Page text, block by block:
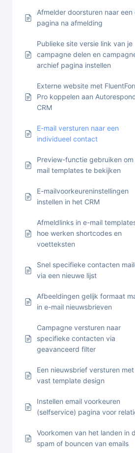
Afmelder doorsturen naar een
pagina na afmelding
Publieke site versie link van je
campagne delen en
archief pagina instellen
Externe website met
Pro koppelen aan
CRM
E-mail versturen naar een
individueel contact
Preview-functie gebruiken
mail templates te bekijken
E-mailvoorkeureninstellingen
instellen in het CRM
Afmeldlinks in e-mail
hoe werken shortcodes en
voetteksten
Snel specifieke contacten
via een nieuwe lijst
Afbeeldingen gelijk formaat
in e-mail nieuwsbrieven
Campagne versturen naar
specifieke contacten via
geavanceerd filter
Een nieuwsbrief versturen met
vast template design
Instellen email voorkeuren
(selfservice) pagina voor
Voorkomen van het landen in
spam of bouncen van emails